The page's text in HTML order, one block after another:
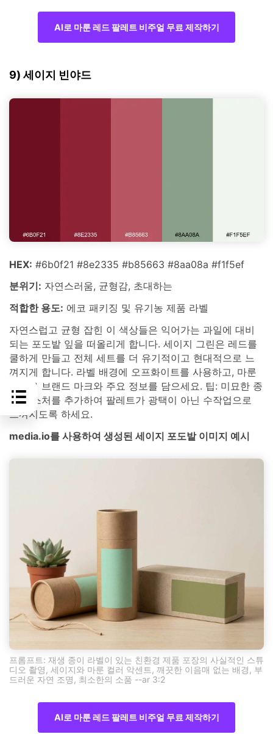
AI로 마룬 레드 팔레트 비주얼 무료 제작하기
9) 세이지 빈야드
HEX: #6b0f21 #8e2335 #b85663 #8aa08a #f1f5ef
분위기: 자연스러움, 균형감, 초대하는
적합한 용도: 에코 패키징 및 유기농 제품 라벨
자연스럽고 균형 잡힌 이 색상들은 익어가는 과일에 대비
되는 포도밭 잎을 떠올리게 합니다. 세이지 그린은 레드를
쿨하게 만들고 전체 세트를 더 유기적이고 현대적으로 느
껴지게 합니다. 라벨 배경에 오프화이트를 사용하고, 마룬
톤으로 브랜드 마크와 주요 정보를 담으세요. 팁: 미묘한 종
이 텍스처를 추가하여 팔레트가 광택이 아닌 수작업으로
느껴지도록 하세요.
media.io를 사용하여 생성된 세이지 포도밭 이미지 예시
프롬프트: 재생 종이 라벨이 있는 친환경 제품 포장의 사실적인 스튜
디오 촬영, 세이지와 마룬 컬러 악센트, 깨끗한 이음매 없는 배경, 부
드러운 자연 조명, 최소한의 소품 --ar 3:2
AI로 마룬 레드 팔레트 비주얼 무료 제작하기